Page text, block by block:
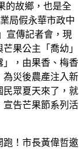
的故鄉，也是全
局假永華市政中
宣傳記者會，現
果公主「喬幼」
」，由果香、梅香
為災後農產注入新
民眾夏天來了，就
宣告芒果節系列活